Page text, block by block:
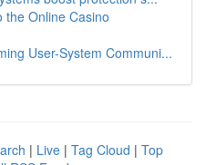
the Online Casino
User-System Communi...
| Live | Tag Cloud | Top